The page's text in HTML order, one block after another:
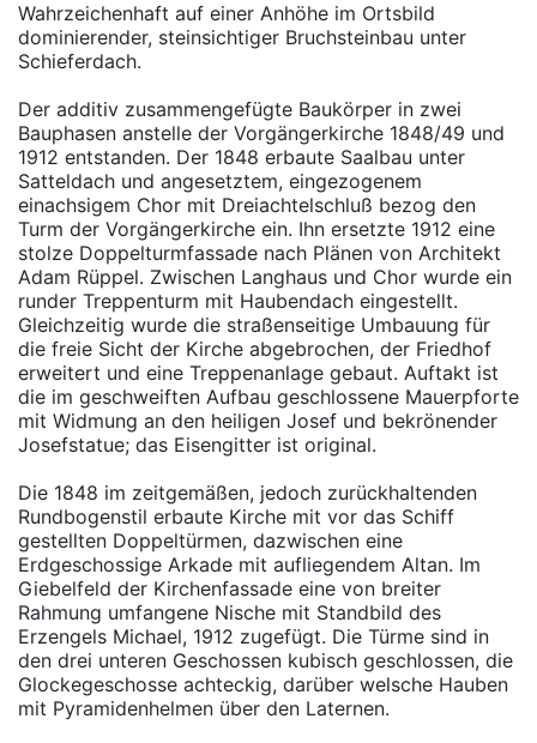
Wahrzeichenhaft auf einer Anhöhe im Ortsbild
dominierender, steinsichtiger Bruchsteinbau unter
Schieferdach.
Der additiv zusammengefügte Baukörper in zwei
Bauphasen anstelle der Vorgängerkirche 1848/49 und
1912 entstanden. Der 1848 erbaute Saalbau unter
Satteldach und angesetztem, eingezogenem
einachsigem Chor mit Dreiachtelschluß bezog den
Turm der Vorgängerkirche ein. Ihn ersetzte 1912 eine
stolze Doppelturmfassade nach Plänen von Architekt
Adam Rüppel. Zwischen Langhaus und Chor wurde ein
runder Treppenturm mit Haubendach eingestellt.
Gleichzeitig wurde die straßenseitige Umbauung für
die freie Sicht der Kirche abgebrochen, der Friedhof
erweitert und eine Treppenanlage gebaut. Auftakt ist
die im geschweiften Aufbau geschlossene Mauerpforte
mit Widmung an den heiligen Josef und bekrönender
Josefstatue; das Eisengitter ist original.
Die 1848 im zeitgemäßen, jedoch zurückhaltenden
Rundbogenstil erbaute Kirche mit vor das Schiff
gestellten Doppeltürmen, dazwischen eine
Erdgeschossige Arkade mit aufliegendem Altan. Im
Giebelfeld der Kirchenfassade eine von breiter
Rahmung umfangene Nische mit Standbild des
Erzengels Michael, 1912 zugefügt. Die Türme sind in
den drei unteren Geschossen kubisch geschlossen, die
Glockegeschosse achteckig, darüber welsche Hauben
mit Pyramidenhelmen über den Laternen.